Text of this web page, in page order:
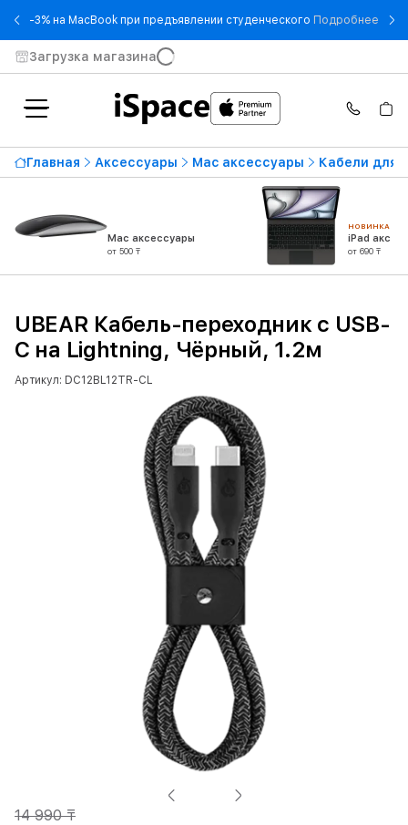
-3% на MacBook при предъявлении студенческого Подробнее - -
Загрузка магазина
Главная Аксессуары Mac аксессуары Кабели для
Mac аксессуары
от 500 ₸
НОВИНКА
iPad
от 690 ₸
UBEAR Кабель-переходник с USB-
C на Lightning, Чёрный, 1.2м
Артикул: DC12BL12TR-CL
14 990 ₸